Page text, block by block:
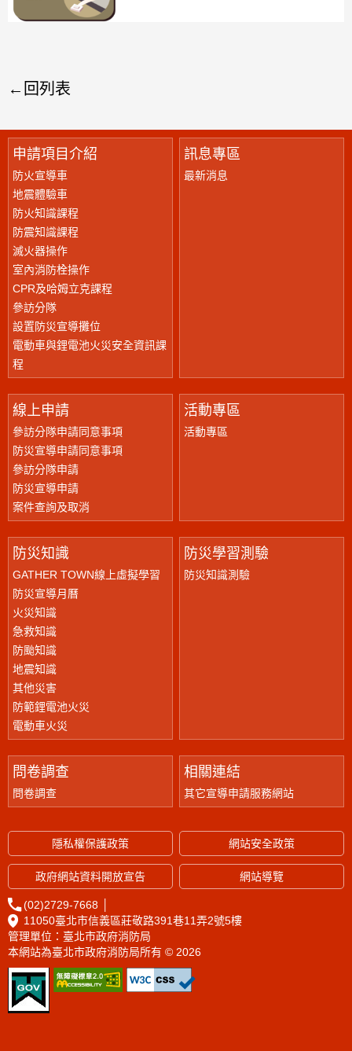
回列表
申請項目介紹
防火宣導車
地震體驗車
防火知識課程
防震知識課程
滅火器操作
室內消防栓操作
CPR及哈姆立克課程
參訪分隊
設置防災宣導攤位
電動車與鋰電池火災安全資訊課
程
訊息專區
最新消息
線上申請
參訪分隊申請同意事項
防災宣導申請同意事項
參訪分隊申請
防災宣導申請
案件查詢及取消
活動專區
活動專區
防災知識
GATHER TOWN線上虛擬學習
防災宣導月曆
火災知識
急救知識
防颱知識
地震知識
其他災害
防範鋰電池火災
電動車火災
防災學習測驗
防災知識測驗
問卷調查
問卷調查
相關連結
其它宣導申請服務網站
隱私權保護政策 網站安全政策
政府網站資料開放宣告 網站導覽
(02)2729-7668
11050臺北市信義區莊敬路391巷11弄2號5樓
管理單位：臺北市政府消防局
本網站為臺北市政府消防局所有 © 2026